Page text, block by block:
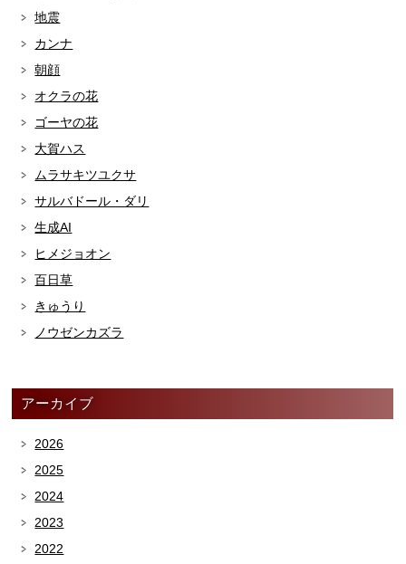
地震
カンナ
朝顔
オクラの花
ゴーヤの花
大賀ハス
ムラサキツユクサ
サルバドール・ダリ
生成AI
ヒメジョオン
百日草
きゅうり
ノウゼンカズラ
アーカイブ
2026
2025
2024
2023
2022